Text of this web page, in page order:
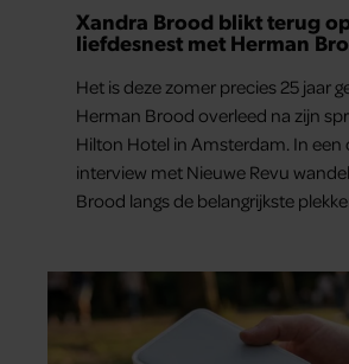
Xandra Brood blikt terug
liefdesnest met Herman
Het is deze zomer precies 25 jaar
Herman Brood overleed na zijn
Hilton Hotel in Amsterdam. In een
interview met Nieuwe Revu
Brood langs de belangrijkste
aan herinneringen op. Daar
samen en werd dochter Lola